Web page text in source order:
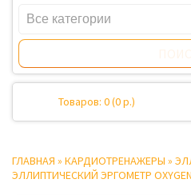
Товаров: 0 (0 р.)
ГЛАВНАЯ » КАРДИОТРЕНАЖЕРЫ »
ЭЛЛИПТИЧЕСКИЙ ЭРГОМЕТР OXYGEN